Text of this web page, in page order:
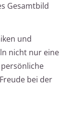
Gesamtbild
und
nicht nur eine
bei der